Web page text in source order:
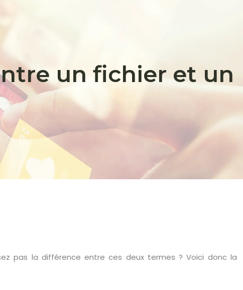
un fichier et un
pas la différence entre ces deux termes ? Voici donc la